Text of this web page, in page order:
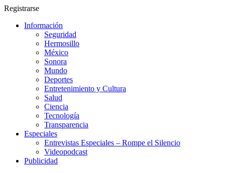
Registrarse
Información
Seguridad
Hermosillo
México
Sonora
Mundo
Deportes
Entretenimiento y Cultura
Salud
Ciencia
Tecnología
Transparencia
Especiales
Entrevistas Especiales – Rompe el Silencio
Videopodcast
Publicidad